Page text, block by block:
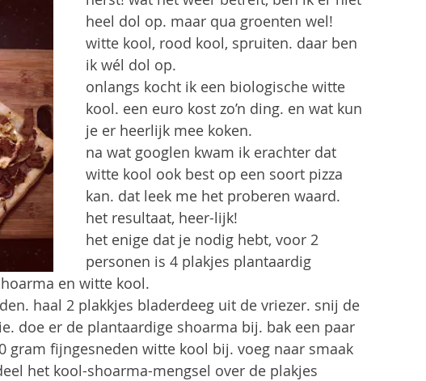
heel dol op. maar qua groenten wel!
witte kool, rood kool, spruiten. daar ben
ik wél dol op.
onlangs kocht ik een biologische witte
kool. een euro kost zo’n ding. en wat kun
je er heerlijk mee koken.
na wat googlen kwam ik erachter dat
witte kool ook best op een soort pizza
kan. dat leek me het proberen waard.
het resultaat, heer-lijk!
het enige dat je nodig hebt, voor 2
personen is 4 plakjes plantaardig
en witte kool.
haal 2 plakkjes bladerdeeg uit de vriezer. snij de
doe er de plantaardige shoarma bij. bak een paar
gram fijngesneden witte kool bij. voeg naar smaak
het kool-shoarma-mengsel over de plakjes